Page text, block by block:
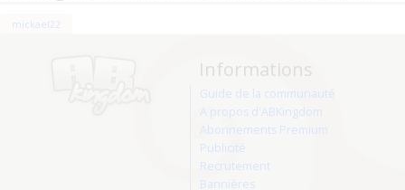
mickael22
Informations
Guide de la communauté
A propos d'ABKingdom
Abonnements Premium
Publicité
Recrutement
Bannières